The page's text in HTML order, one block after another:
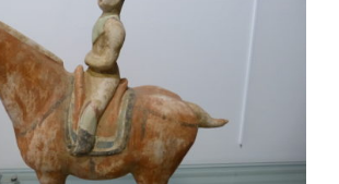
AJOUTER AU PANIER
/